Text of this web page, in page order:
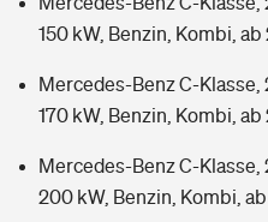
150 kW, Benzin, Kombi,
Mercedes-Benz C-Klasse,
170 kW, Benzin, Kombi,
Mercedes-Benz C-Klasse,
200 kW, Benzin, Kombi,